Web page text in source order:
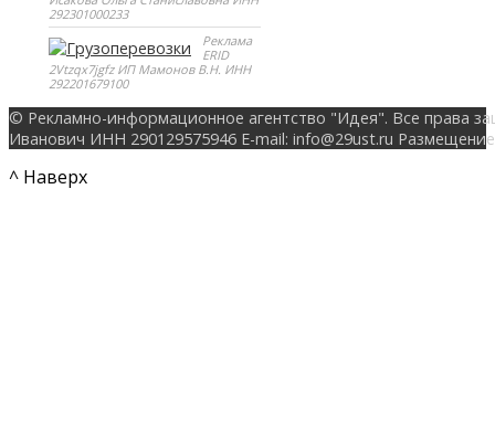
292301000233
Реклама
ERID
2Vtzqx7jgfz ИП Мамонов В.Н. ИНН
292201679100
© Рекламно-информационное агентство "Идея". Все права
Иванович ИНН 290129575946 E-mail: info@29ust.ru
^ Наверх